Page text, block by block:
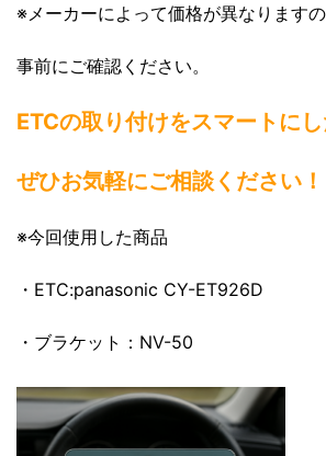
※メーカーによって価格が異なりますの
事前にご確認ください。
ETCの取り付けをスマートにし
ぜひお気軽にご相談ください！
※今回使用した商品
・ETC:panasonic CY-ET926D
・ブラケット：NV-50